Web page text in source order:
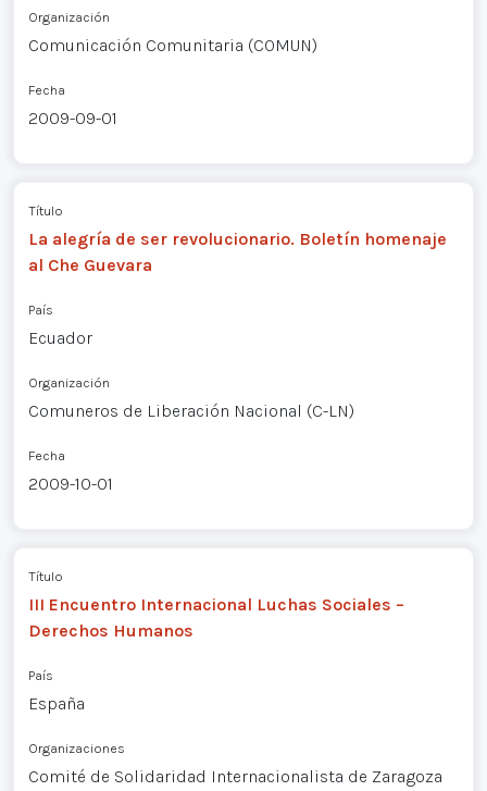
Organización
Comunicación Comunitaria (COMUN)
Fecha
2009-09-01
Título
La alegría de ser revolucionario. Boletín homenaje
al Che Guevara
País
Ecuador
Organización
Comuneros de Liberación Nacional (C-LN)
Fecha
2009-10-01
Título
III Encuentro Internacional Luchas Sociales –
Derechos Humanos
País
España
Organizaciones
Comité de Solidaridad Internacionalista de Zaragoza